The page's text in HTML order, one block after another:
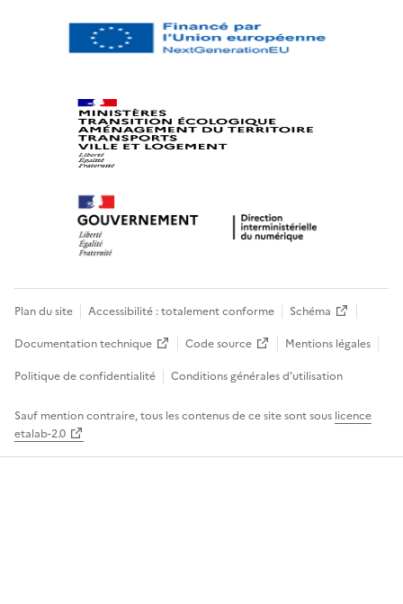
Plan du site Accessibilité : totalement conforme
Schéma
Documentation technique
Code source
Mentions légales
Politique de confidentialité
Conditions générales d’utilisation
Sauf mention contraire, tous les contenus de ce site sont sous licence
etalab-2.0